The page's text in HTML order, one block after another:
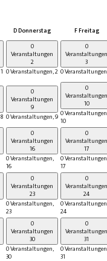
DDonnerstag FFreitag
1
0
Veranstaltungen
2
0 Veranstaltungen,2
0
Veranstaltungen
3
0
8
0
Veranstaltungen
9
0 Veranstaltungen,9
0
Veranstaltungen
10
0
10
0
Veranstaltungen
16
0 Veranstaltungen,
16
0
Veranstaltungen
17
0
17
0
Veranstaltungen
23
0 Veranstaltungen,
23
0
Veranstaltungen
24
0
24
0
Veranstaltungen
30
0 Veranstaltungen,
30
0
Veranstaltungen
31
0
31